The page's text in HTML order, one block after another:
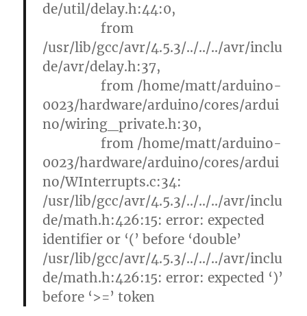
de/util/delay.h:44:0,
from
/usr/lib/gcc/avr/4.5.3/../../../avr/inclu
de/avr/delay.h:37,
from /home/matt/arduino-
0023/hardware/arduino/cores/ardui
no/wiring_private.h:30,
from /home/matt/arduino-
0023/hardware/arduino/cores/ardui
no/WInterrupts.c:34:
/usr/lib/gcc/avr/4.5.3/../../../avr/inclu
de/math.h:426:15: error: expected
identifier or ‘(’ before ‘double’
/usr/lib/gcc/avr/4.5.3/../../../avr/inclu
de/math.h:426:15: error: expected ‘)’
before ‘>=’ token